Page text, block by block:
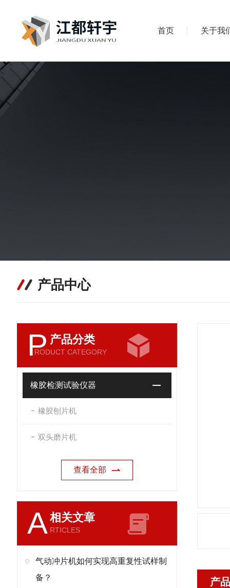
首页 关于我
产品中心
P 产品分类
RODUCT CATEGORY
橡胶检测试验仪器
橡胶刨片机
双头磨片机
查看全部
A相关文章
RTICLES
气动冲片机如何实现高重复性试样制
备？
产